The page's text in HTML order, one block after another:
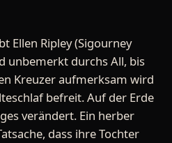
Ellen Ripley (Sigourney
unbemerkt durchs All, bis
Kreuzer aufmerksam wird
befreit. Auf der Erde
verändert. Ein herber
dass ihre Tochter